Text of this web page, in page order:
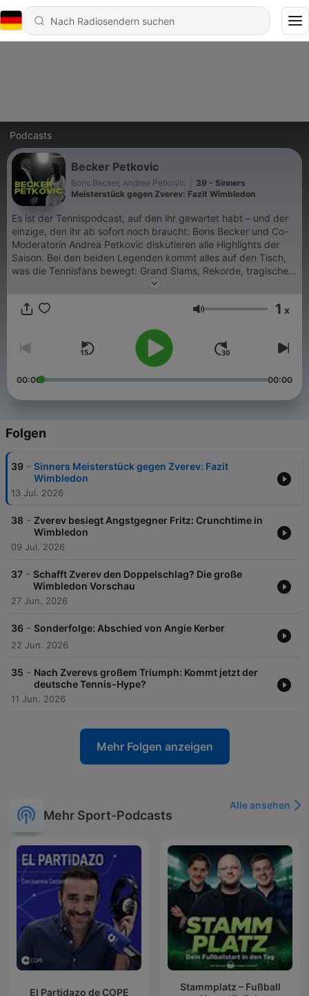
Podcasts
Becker Petkovic
Boris Becker, Andrea Petkovic
39 - Sinners
Meisterstück gegen Zverev: Fazit Wimbledon
Es ist der Tennispodcast, auf den ihr gewartet habt – und der
einzige, den ihr ab sofort noch braucht: Boris Becker und Co-
Moderatorin Andrea Petkovic diskutieren alle Highlights der
Saison. Bei den beiden Legenden kommt alles auf den Tisch,
was die Tennisfans bewegt: Grand Slams, Rekorde, tragische
Niederlagen, harte News und wilde Gerüchte. Der Wimbledon-
schonungslose Analysen mit steilen Prognosen und
ihre Erfahrung und die besondere Liebe zu ihrem Sport sind
dabei die verbindenden Elemente, die »Becker Petkovic« zu
einem ganz besonderem Format machen: einem Podcast von
Tennisfans für Tennisfans. Mix/Master: Lukas Weidauer
Lautstärke 1 x
00:00 00:00
Folgen
39 - Sinners Meisterstück gegen Zverev: Fazit
Wimbledon
13 Jul. 2026
38 - Zverev besiegt Angstgegner Fritz: Crunchtime in
Wimbledon
09 Jul. 2026
37 - Schafft Zverev den Doppelschlag? Die große
Wimbledon Vorschau
27 Jun. 2026
36 - Sonderfolge: Abschied von Angie Kerber
22 Jun. 2026
35 - Nach Zverevs großem Triumph: Kommt jetzt der
deutsche Tennis-Hype?
11 Jun. 2026
Mehr Folgen anzeigen
Mehr Sport-Podcasts
Alle ansehen
El Partidazo de COPE
Stammplatz – Fußball